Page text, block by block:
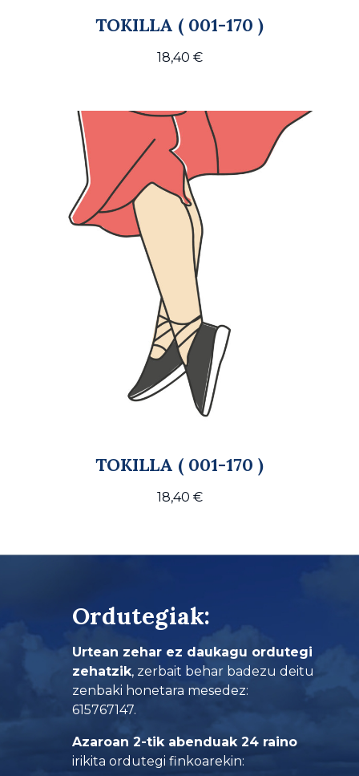
TOKILLA ( 001-170 )
18,40 €
TOKILLA ( 001-170 )
18,40 €
Ordutegiak:
Urtean zehar ez daukagu ordutegi
zehatzik, zerbait behar badezu deitu
zenbaki honetara mesedez:
615767147.
Azaroan 2-tik abenduak 24 raino
irikita ordutegi finkoarekin: